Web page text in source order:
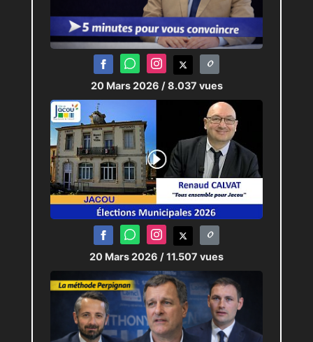
20 Mars 2026 / 8.037 vues
20 Mars 2026 / 11.507 vues